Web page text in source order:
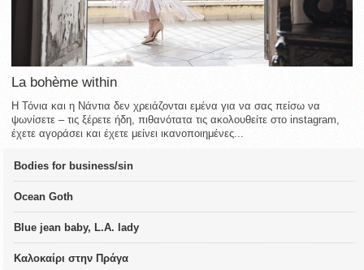
La bohème within
Η Τόνια και η Νάντια δεν χρειάζονται εμένα για να σας πείσω να
ψωνίσετε – τις ξέρετε ήδη, πιθανότατα τις ακολουθείτε στο instagram,
έχετε αγοράσει και έχετε μείνει ικανοποιημένες...
Bodies for business/sin
Ocean Goth
Blue jean baby, L.A. lady
Καλοκαίρι στην Πράγα